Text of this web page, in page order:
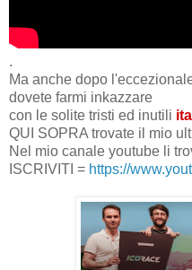
.
Ma anche dopo
dovete farmi inkazzare
con le solite tristi ed inutili
QUI SOPRA trovate il mio
Nel mio canale youtube li
ISCRIVITI = https://